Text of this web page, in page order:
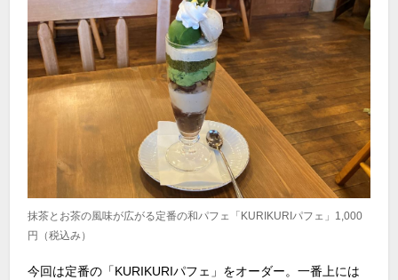
抹茶とお茶の風味が広がる定番の和パフェ「KURIKURIパフェ」1,000
円（税込み）
今回は定番の「KURIKURIパフェ」をオーダー。一番上には